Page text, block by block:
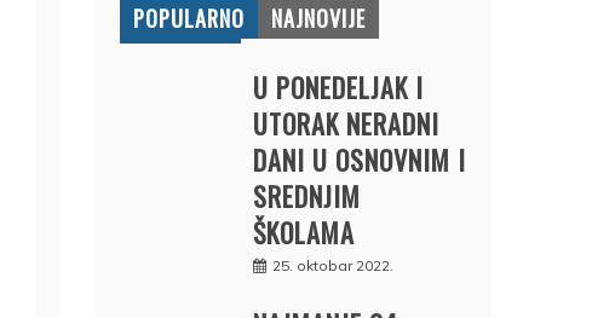
POPULARNO NAJNOVIJE
U PONEDELJAK I
UTORAK NERADNI
DANI U OSNOVNIM I
SREDNJIM
ŠKOLAMA
25. oktobar 2022.